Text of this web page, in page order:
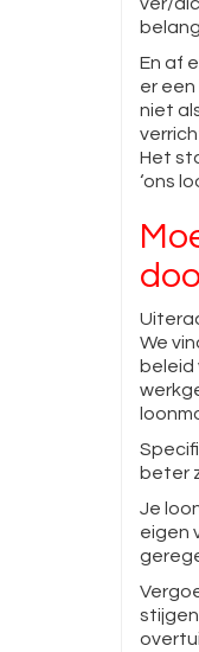
En af
er
niet
Het
‘ons
We
beleid
beter
Je
eigen